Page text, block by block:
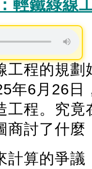
輕鐵綠線
工程的規
年6月26日
工程。究
商討了什
計算的爭